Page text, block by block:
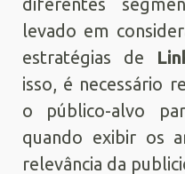
diferentes
levado em
estratégias de
isso, é necessário
o público-alvo
quando exibir os
relevância da